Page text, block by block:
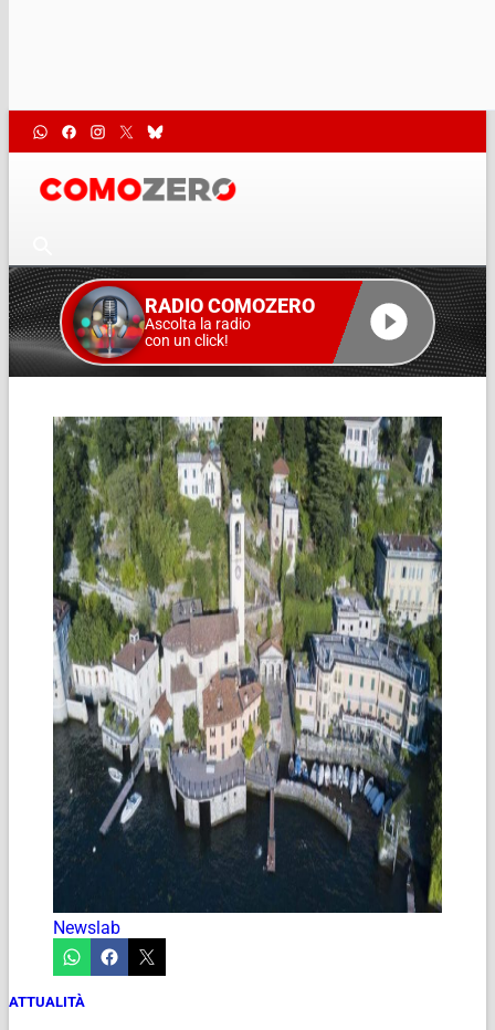
RADIO COMOZERO
Ascolta la radio
con un click!
Newslab
ATTUALITÀ